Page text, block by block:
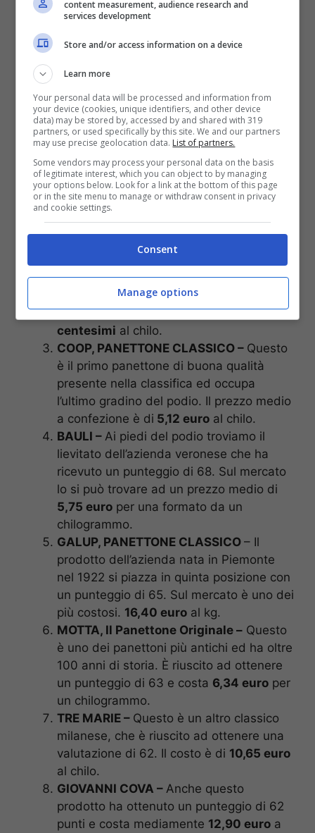
speciale classifica troviamo il lievitato
della Maina. Infatti il prodotto dell’azienda
torinese ha totalizzato
ricevuto il bollino di «miglior acquisto».
Sul secondo gradino del podio troviamo
la storica marca meneghina Vergani. Il
costo di questo prodotto è di13,95
centesimi al chilo.
COOP, PANETTONE CLASSICO – Questo
è il primo panettone di buona qualità
presente nella classifica ed occupa
l’ultimo gradino del podio. Il prezzo medio
a confezione è di 5,12 euro al chilo.
BAULI – Ai piedi del podio troviamo il
lievitato dell’azienda veronese che ha
ricevuto un punteggio di 68. Sul mercato
lo si può trovare ad un prezzo medio di
5,75 euro per una formato da un
chilogrammo.
GALUP, PANETTONE CLASSICO – Il
prodotto dell’azienda nata in Piemonte
nel 1922 si piazza in quinta posizione con
un punteggio di 65. Sul mercato è uno dei
più costosi. 16,40 euro al kg.
MOTTA, Il Panettone Originale – Questo
è uno dei panettoni più antichi ed ha oltre
100 anni di storia. È riuscito ad ottenere
un punteggio di 63 e costa 6,34 euro per
un chilogrammo.
TRE MARIE – Questo è un altro classico
milanese, che è riuscito ad ottenere una
valutazione di 62. Il costo è di 10,65 euro
al chilo.
GIOVANNI COVA – Anche questo
prodotto ha ottenuto un punteggio di 62
punti e costa mediamente 12,90 euro a
content measurement, audience research and
services development
Store and/or access information on a device
Learn more
Your personal data will be processed and information from
your device (cookies, unique identifiers, and other device
data) may be stored by, accessed by and shared with 319
partners, or used specifically by this site. We and our partners
may use precise geolocation data. List of partners.
Some vendors may process your personal data on the basis
of legitimate interest, which you can object to by managing
your options below. Look for a link at the bottom of this page
or in the site menu to manage or withdraw consent in privacy
and cookie settings.
Consent
Manage options